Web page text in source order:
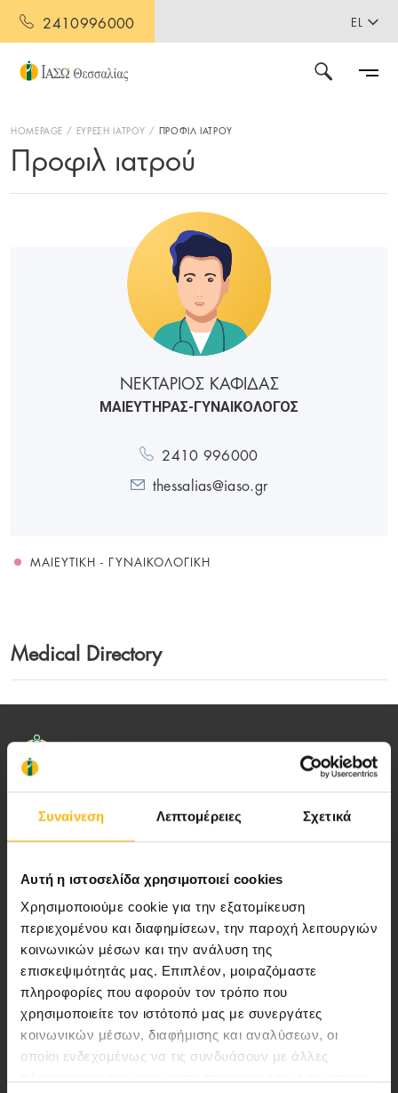
Συναίνεση Λεπτομέρειες Σχετικά
Αυτή η ιστοσελίδα χρησιμοποιεί cookies
Χρησιμοποιούμε cookie για την εξατομίκευση
περιεχομένου και διαφημίσεων, την παροχή λειτουργιών
κοινωνικών μέσων και την ανάλυση της
επισκεψιμότητάς μας. Επιπλέον, μοιραζόμαστε
πληροφορίες που αφορούν τον τρόπο που
χρησιμοποιείτε τον ιστότοπό μας με συνεργάτες
κοινωνικών μέσων, διαφήμισης και αναλύσεων, οι
οποίοι ενδεχομένως να τις συνδυάσουν με άλλες
2410996000 EL
HOMEPAGE ΕΥΡΕΣΗ ΙΑΤΡΟΥ ΠΡΟΦΙΛ ΙΑΤΡΟΥ
Προφιλ ιατρού
ΝΕΚΤΑΡΙΟΣ ΚΑΦΙΔΑΣ
ΜΑΙΕΥΤΗΡΑΣ-ΓΥΝΑΙΚΟΛΟΓΟΣ
2410 996000
thessalias@iaso.gr
ΜΑΙΕΥΤΙΚΉ - ΓΥΝΑΙΚΟΛΟΓΙΚΉ
Medical Directory
Αποστολή μας να παρέχουμε υψηλής
ποιότητας ολοκληρωμένες υπηρεσίες
υγείας.
Περιοχή Ιατρών
Εκδηλώσεις
Επικοινωνία